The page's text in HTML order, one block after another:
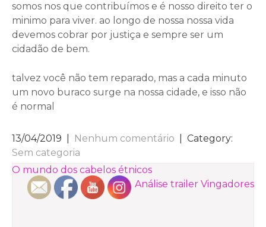
somos nos que contribuímos e é nosso direito ter o
minimo para viver. ao longo de nossa nossa vida
devemos cobrar por justiça e sempre ser um
cidadão de bem.
talvez você não tem reparado, mas a cada minuto
um novo buraco surge na nossa cidade, e isso não
é normal
13/04/2019 Nenhum comentário
| Category:
Sem categoria
NAVEGAÇÃO
DE
O mundo dos cabelos étnicos
Análise trailer Vingadores